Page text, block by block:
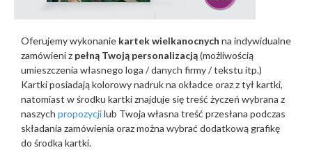
Oferujemy wykonanie kartek wielkanocnych na indywidualne
zamówieni z pełną Twoją personalizacją(możliwością
umieszczenia własnego loga / danych firmy / tekstu itp.)
Kartki posiadają kolorowy nadruk na okładce oraz z tył kartki,
natomiast w środku kartki znajduje się treść życzeń wybrana z
naszych propozycjilub Twoja własna treść przesłana podczas
składania zamówienia oraz można wybrać dodatkową grafikę
do środka kartki.